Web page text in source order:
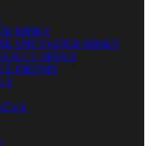
MISKY
SPIEVAJÚCE MISKY
MISKY
DRUMY